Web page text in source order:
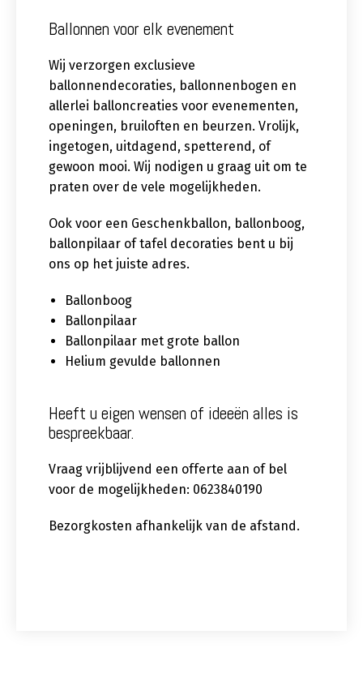
Ballonnen voor elk evenement
Wij verzorgen exclusieve
ballonnendecoraties, ballonnenbogen en
allerlei balloncreaties voor evenementen,
openingen, bruiloften en beurzen. Vrolijk,
ingetogen, uitdagend, spetterend, of
gewoon mooi. Wij nodigen u graag uit om te
praten over de vele mogelijkheden.
Ook voor een Geschenkballon, ballonboog,
ballonpilaar of tafel decoraties bent u bij
ons op het juiste adres.
Ballonboog
Ballonpilaar
Ballonpilaar met grote ballon
Helium gevulde ballonnen
Heeft u eigen wensen of ideeën alles is
bespreekbaar.
Vraag vrijblijvend een offerte aan of bel
voor de mogelijkheden: 0623840190
Bezorgkosten afhankelijk van de afstand.